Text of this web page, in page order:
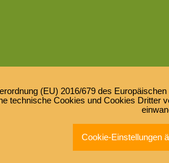
(EU) 2016/679 des
technische Cookies und Cookies Dritter
Cookie-Einstellungen